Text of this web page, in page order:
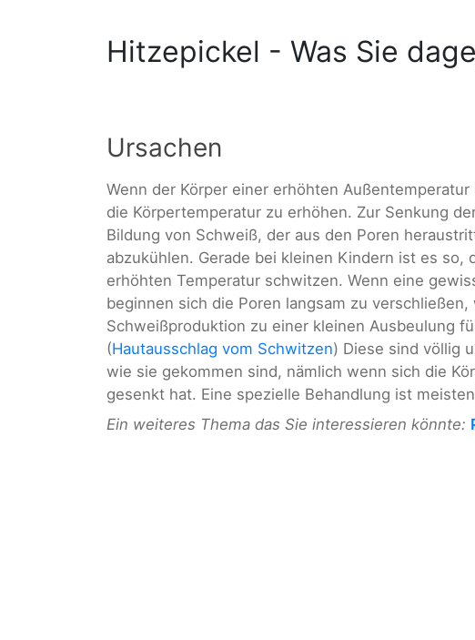
Hitzepickel - Was Sie
Ursachen
Wenn der Körper einer erhöhten
die Körpertemperatur zu erhöhen. Zur Senkung
Bildung von Schweiß, der aus den Poren
abzukühlen. Gerade bei kleinen Kindern ist es so,
erhöhten Temperatur schwitzen. Wenn eine
beginnen sich die Poren langsam zu
Schweißproduktion zu einer kleinen Ausbeulung
(Hautausschlag vom Schwitzen) Diese sind völlig
wie sie gekommen sind, nämlich wenn sich die
gesenkt hat. Eine spezielle Behandlung ist
Ein weiteres Thema das Sie interessieren könnte: